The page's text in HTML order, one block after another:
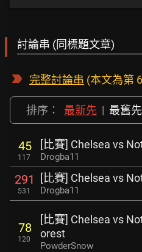
討論串 (同標題文章)
完整討論串 (本文為第
排序： 最新先 | 最舊先
45
117
[比賽] Chelsea vs
Drogba11
291
531
[比賽] Chelsea vs
Drogba11
78
120
[比賽] Chelsea vs
orest
PowderSnow